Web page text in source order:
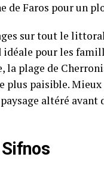
de Faros pour un
sur tout le
pour les
la plage de
plus paisible.
altéré avant